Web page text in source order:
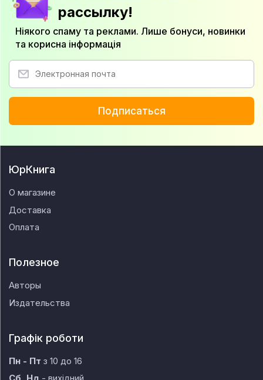
рассылку!
Ніякого спаму та реклами. Лише бонуси, новинки
та корисна інформація
Подписаться
ЮрКнига
О магазине
Доставка
Оплата
Полезное
Авторы
Издательства
Графік роботи
Пн - Пт з 10 до 16